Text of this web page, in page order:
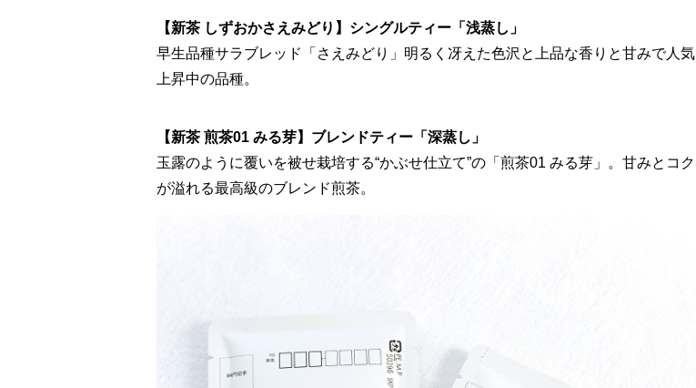
【新茶 しずおかさえみどり】シングルティー「浅蒸し」
早生品種サラブレッド「さえみどり」明るく冴えた色沢と上品な香りと甘みで人気
上昇中の品種。
【新茶 煎茶01 みる芽】ブレンドティー「深蒸し」
玉露のように覆いを被せ栽培する“かぶせ仕立て”の「煎茶01 みる芽」。甘みとコク
が溢れる最高級のブレンド煎茶。